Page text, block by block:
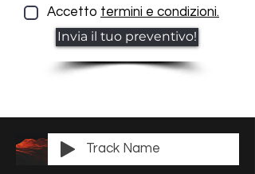
Accetto termini e condizioni.
Invia il tuo preventivo!
Track Name